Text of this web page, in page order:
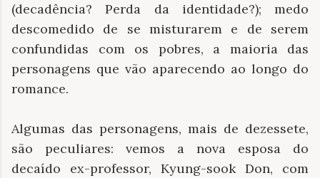
(decadência? Perda da identidade?); medo
descomedido de se misturarem e de serem
confundidas com os pobres, a maioria das
personagens que vão aparecendo ao longo do
romance.
Algumas das personagens, mais de dezessete,
são peculiares: vemos a nova esposa do
decaído ex-professor, Kyung-sook Don, com